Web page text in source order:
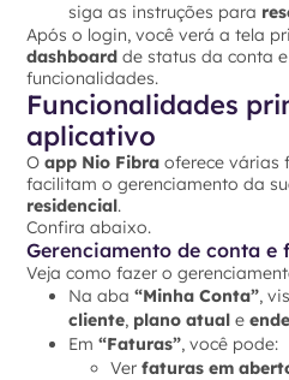
siga as instruções para
Após o login, você verá a tela
dashboard de status da conta
funcionalidades.
Funcionalidades
aplicativo
Oapp Nio Fibra oferece várias
facilitam o gerenciamento da
residencial.
Confira abaixo.
Gerenciamento de conta e
Veja como fazer o
Na aba“Minha Conta”,
cliente, plano atual e
Em“Faturas”, você pode:
Verfaturas em